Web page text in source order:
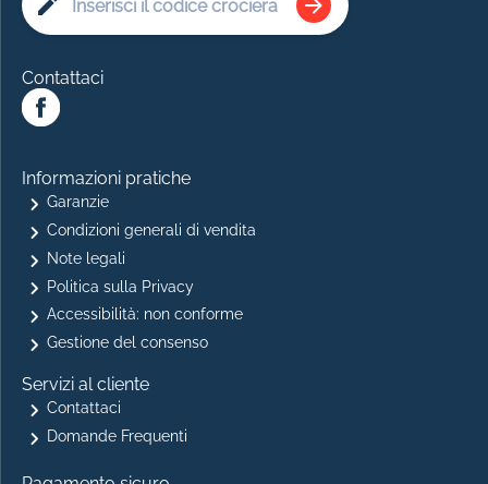
Contattaci
Informazioni pratiche
Garanzie
Condizioni generali di vendita
Note legali
Politica sulla Privacy
Accessibilità: non conforme
Gestione del consenso
Servizi al cliente
Contattaci
Domande Frequenti